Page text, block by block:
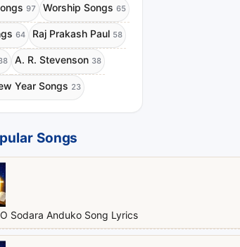
97 Worship Songs 65
64 Raj Prakash Paul 58
A. R. Stevenson 38
Year Songs 23
Songs
Anduko Song Lyrics